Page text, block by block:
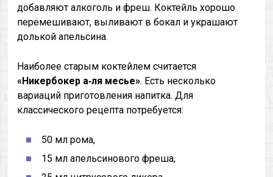
добавляют алкоголь и фреш. Коктейль хорошо
перемешивают, выливают в бокал и украшают
долькой апельсина.
Наиболее старым коктейлем считается
«Никербокер а‑ля месье». Есть несколько
вариаций приготовления напитка. Для
классического рецепта потребуется:
50 мл рома,
15 мл апельсинового фреша,